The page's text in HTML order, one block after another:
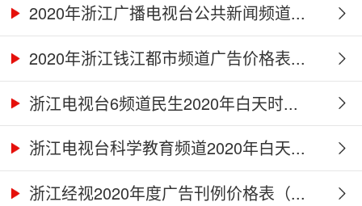
2020年浙江广播电视台公共新闻频道...
2020年浙江钱江都市频道广告价格表...
浙江电视台6频道民生2020年白天时...
浙江电视台科学教育频道2020年白天...
浙江经视2020年度广告刊例价格表（...